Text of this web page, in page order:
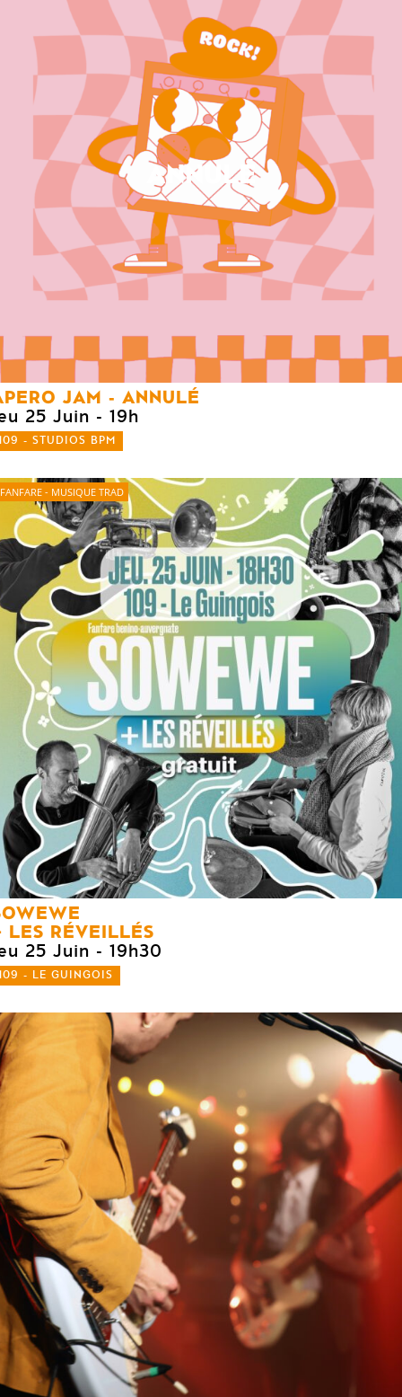
ANNULÉ
JAM - ANNULÉ
25 Juin - 19h
- STUDIOS BPM
FANFARE - MUSIQUE TRAD
LES RÉVEILLÉS
25 Juin - 19h30
- LE GUINGOIS